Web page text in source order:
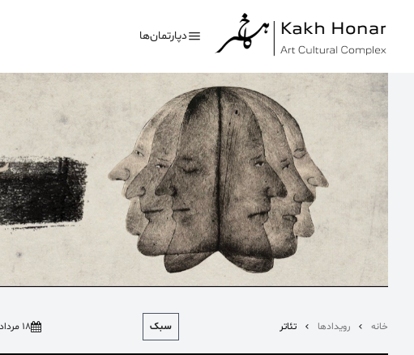
دپارتمان‌ها
بیشترین جستجوی‌های اخیر:
#کلاغ خونی #تئاتر اجتماعی
خانه رویدادها تئاتر سبک 18 مرداد الی 22 شهریور